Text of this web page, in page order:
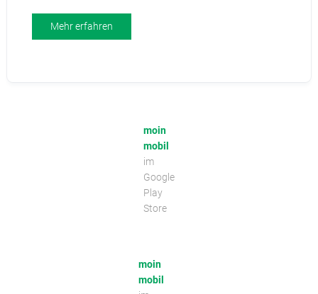
Mehr erfahren
moin
mobil
im
Google
Play
Store
moin
mobil